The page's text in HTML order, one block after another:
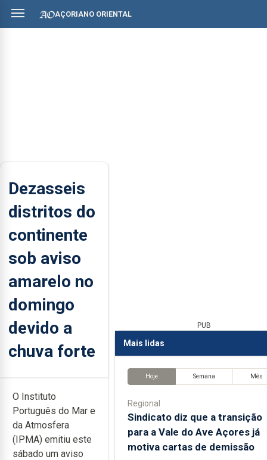
AÇORIANO ORIENTAL
Dezasseis
distritos do
continente
sob aviso
amarelo no
domingo
devido a
chuva forte
O Instituto
Português do Mar e
da Atmosfera
(IPMA) emitiu este
sábado um aviso
PUB
Mais lidas
Hoje Semana Mês
Regional
Sindicato diz que a transição
para a Vale do Ave Açores já
motiva cartas de demissão